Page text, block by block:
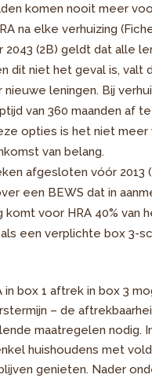
komen nooit meer
na elke verhuizing
2043 (2B) geldt dat alle
dit niet het geval is, valt
leningen. Bij
van 360 maanden af
opties is het niet meer
van belang.
afgesloten vóór 2013
een BEWS dat in
voor HRA 40% van
een verplichte box 3-
box 1 aftrek in box 3
– de
maatregelen nodig.
huishoudens met
genieten. Nader